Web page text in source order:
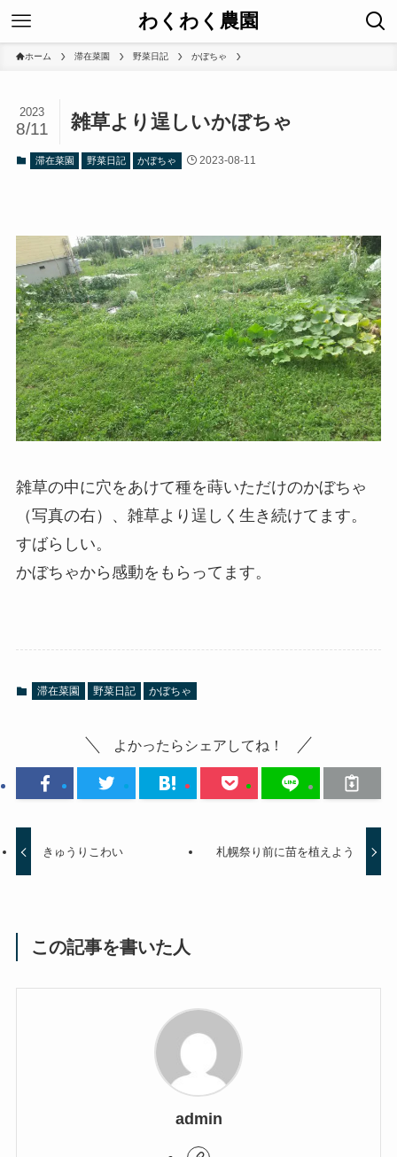
わくわく農園
ホーム 滞在菜園 野菜日記 かぼちゃ
雑草より逞しいかぼちゃ
2023
8/11
滞在菜園 野菜日記 かぼちゃ 2023-08-11
雑草の中に穴をあけて種を蒔いただけのかぼちゃ
（写真の右）、雑草より逞しく生き続けてます。
すばらしい。
かぼちゃから感動をもらってます。
滞在菜園 野菜日記 かぼちゃ
よかったらシェアしてね！
きゅうりこわい 札幌祭り前に苗を植えよう
この記事を書いた人
admin